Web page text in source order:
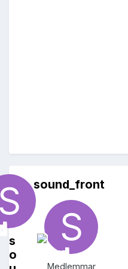
s
o
sound_front
Medlemmar